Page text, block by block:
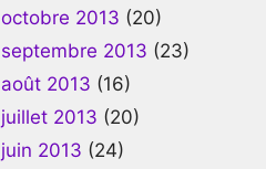
octobre 2013 (20)
septembre 2013 (23)
août 2013 (16)
juillet 2013 (20)
juin 2013 (24)